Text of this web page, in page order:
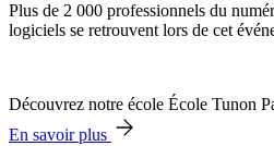
Plus de 2 000 professionnels du
logiciels se retrouvent lors de cet
Découvrez notre école École Tunon
En savoir plus